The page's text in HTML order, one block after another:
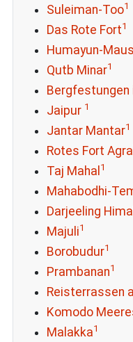
Suleiman-Too1
Das Rote Fort1
Humayun-
Qutb Minar1
Bergfestungen
Jaipur 1
Jantar Mantar1
Rotes Fort Agra
Taj Mahal 1
Mahabodhi-
Darjeeling
Majuli1
Borobudur1
Prambanan1
Reisterrassen
Komodo
Malakka1